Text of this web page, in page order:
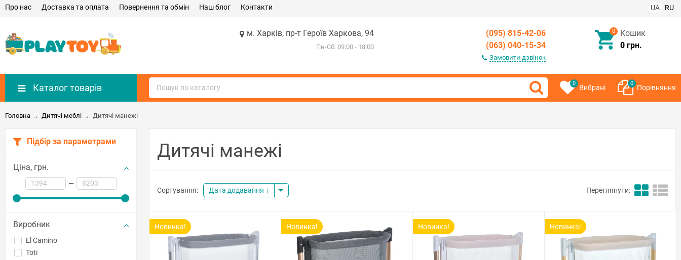
UA RU
Про нас Доставка та оплата Повернення та обмін Наш блог Контакти
м. Харків, пр-т Героїв Харкова, 94
Пн-Сб: 09:00 - 18:00
(095) 815-42-06
(063) 040-15-34
Замовити дзвінок
0
Кошик
0 грн.
Каталог товарів 0 Вибрані 0 Порівняння
Головна → Дитячі меблі → Дитячі манежі
Підбір за параметрами
Ціна, грн.
—
Виробник
El Camino
Toti
Дитячі манежі
Сортування: Дата додавання Переглянути:
Новинка! Новинка! Новинка! Новинка!